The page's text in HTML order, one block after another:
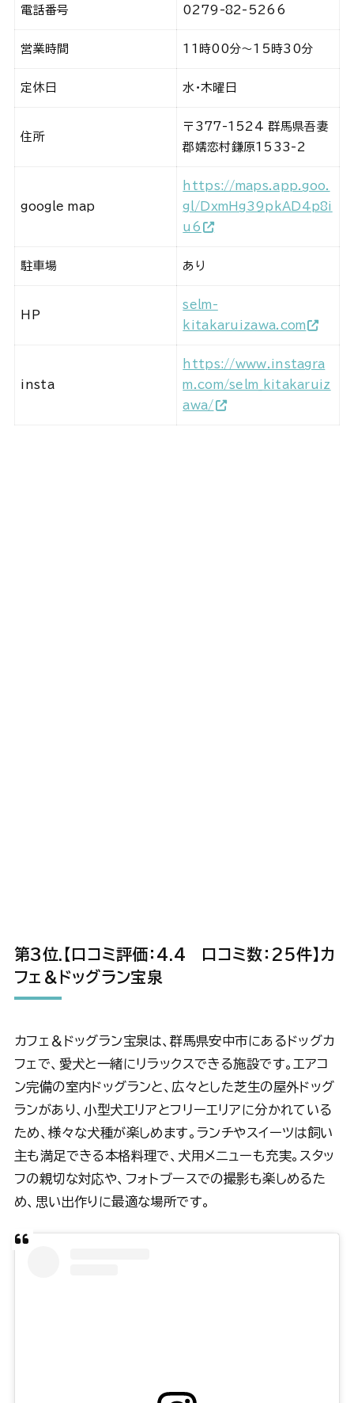
電話番号 0279-82-5266
営業時間 11時00分～15時30分
定休日 水・木曜日
住所
〒377-1524 群馬県吾妻
郡嬬恋村鎌原1533-2
google map
https://maps.app.goo.
gl/DxmHg39pkAD4p8i
u6
駐車場 あり
HP
selm-
kitakaruizawa.com
insta
https://www.instagra
m.com/selm_kitakaruiz
awa/
第3位 .【口コミ評価：4.4 口コミ数：25件】カ
フェ＆ドッグラン宝泉
カフェ＆ドッグラン宝泉は、群馬県安中市にあるドッグカ
フェで、愛犬と一緒にリラックスできる施設です。エアコ
ン完備の室内ドッグランと、広々とした芝生の屋外ドッグ
ランがあり、小型犬エリアとフリーエリアに分かれている
ため、様々な犬種が楽しめます。ランチやスイーツは飼い
主も満足できる本格料理で、犬用メニューも充実。スタッ
フの親切な対応や、フォトブースでの撮影も楽しめるた
め、思い出作りに最適な場所です。